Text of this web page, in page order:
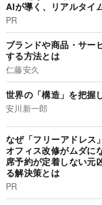
AIが導く、リアルタイ
PR
ブランドや商品・サー
する方法とは
仁藤安久
世界の「構造」を把握
安川新一郎
なぜ「フリーアドレス
オフィス改修がムダに
席予約が定着しない元
る解決策とは
PR